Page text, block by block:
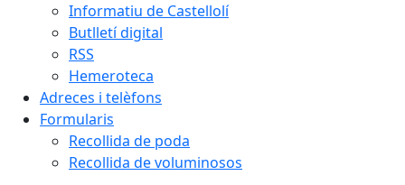
Informatiu de Castellolí
Butlletí digital
RSS
Hemeroteca
Adreces i telèfons
Formularis
Recollida de poda
Recollida de voluminosos